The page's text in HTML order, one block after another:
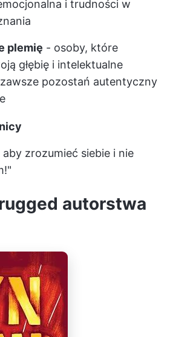
i trudności w
plemię - osoby, które
głębię i intelektualne
pozostań autentyczny
zrozumieć siebie i nie
autorstwa